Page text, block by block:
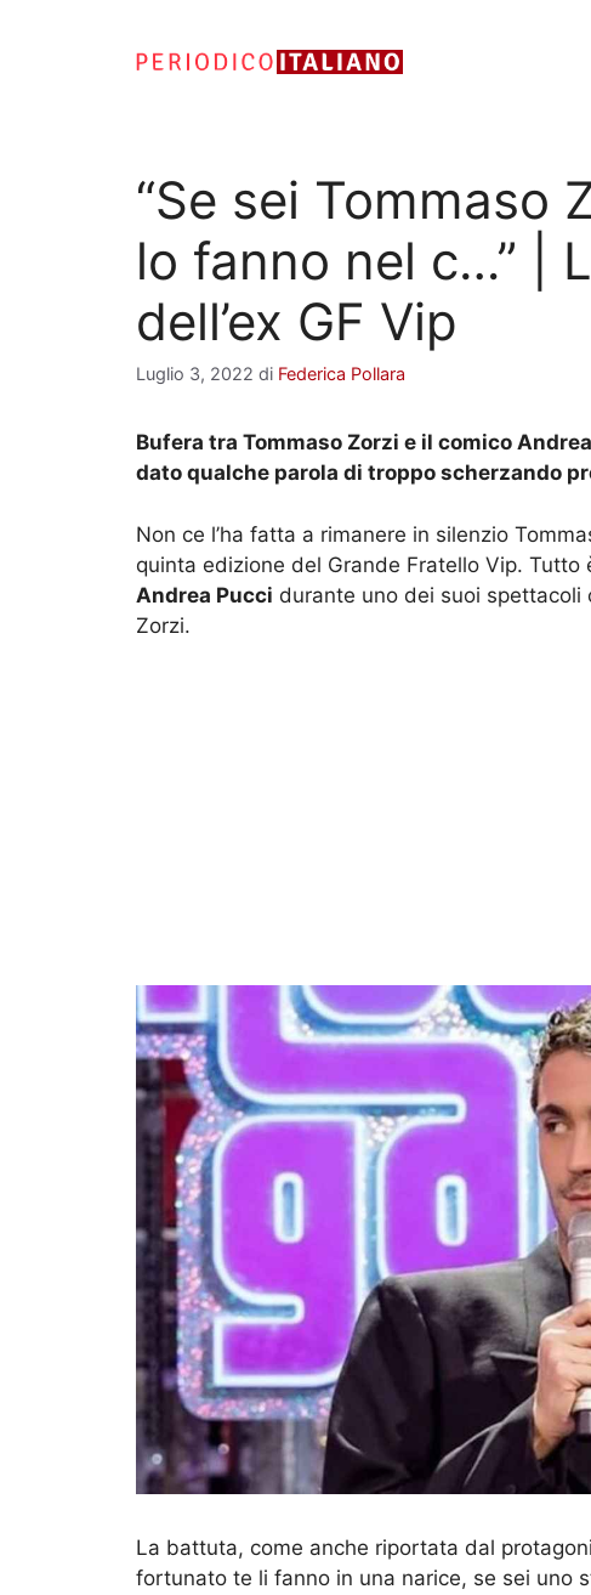
“Se sei Tommaso
lo fanno nel c…” |
dell’ex GF Vip
Luglio 3, 2022 di Federica Pollara
Bufera tra Tommaso Zorzi e il comico
dato qualche parola di troppo scherzando
Non ce l’ha fatta a rimanere in silenzio
quinta edizione del Grande Fratello Vip. Tutto
Andrea Pucci durante uno dei suoi spettacoli
Zorzi.
La battuta, come anche riportata dal
fortunato te li fanno in una narice, se sei uno